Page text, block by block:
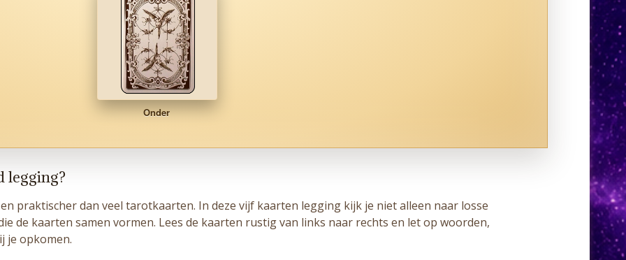
Onder
legging?
praktischer dan veel tarotkaarten. In deze vijf kaarten legging kijk je niet alleen naar losse
de kaarten samen vormen. Lees de kaarten rustig van links naar rechts en let op woorden,
je opkomen.